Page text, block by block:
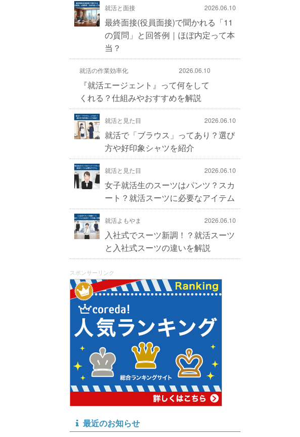
就活と面接 2026.06.10
最終面接(役員面接)で聞かれる「11
の質問」と回答例｜ほぼ内定って本
当？
就活の作業効率化 2026.06.10
『就活エージェント』って何をして
くれる？仕組みやおすすめを解説
就活と見た目 2026.06.10
就活で「ブラウス」ってあり？選び
方や好印象シャツを紹介
就活と見た目 2026.06.10
女子就活生のスーツはパンツ？スカ
ート？就活スーツに必要なアイテム
就活よもやま 2026.06.10
入社式でスーツ新調！？就活スーツ
と入社式スーツの違いを解説
スポンサーリンク
最近のお知らせ